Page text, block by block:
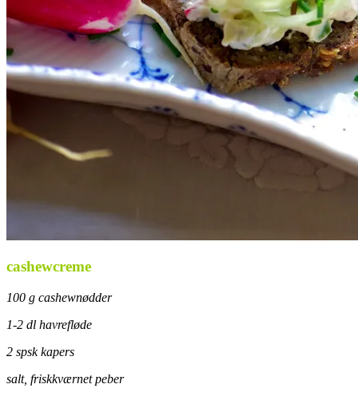
cashewcreme
100 g cashewnødder
1-2 dl havrefløde
2 spsk kapers
salt, friskkværnet peber